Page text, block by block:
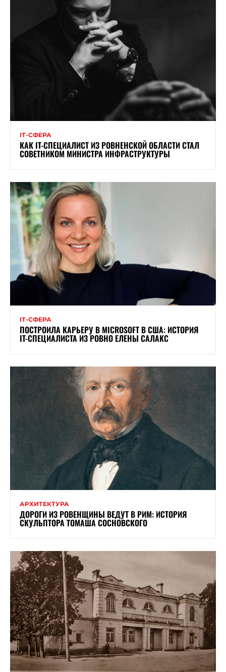
ІТ-СФЕРА
КАК IT-СПЕЦИАЛИСТ ИЗ РОВНЕНСКОЙ ОБЛАСТИ СТАЛ
СОВЕТНИКОМ МИНИСТРА ИНФРАСТРУКТУРЫ
ІТ-СФЕРА
ПОСТРОИЛА КАРЬЕРУ В MICROSOFT В США: ИСТОРИЯ
IT-СПЕЦИАЛИСТА ИЗ РОВНО ЕЛЕНЫ САЛАКС
АРХИТЕКТУРА
ДОРОГИ ИЗ РОВЕНЩИНЫ ВЕДУТ В РИМ: ИСТОРИЯ
СКУЛЬПТОРА ТОМАША СОСНОВСКОГО